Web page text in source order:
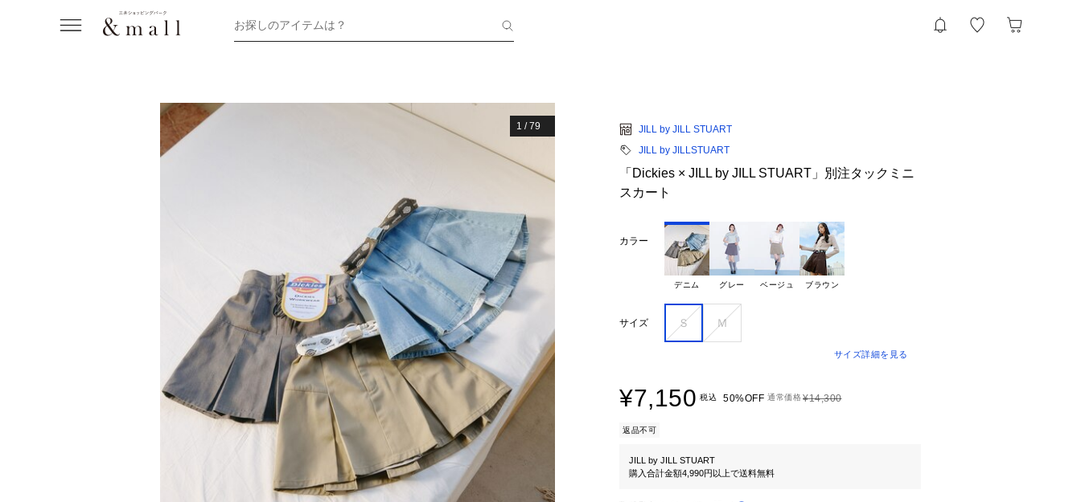
お探しのアイテムは？
1 /79
JILL by JILL STUART
JILL by JILLSTUART
「Dickies × JILL by JILL STUART」別注タックミニ
スカート
カラー
デニム グレー ベージュ ブラウン
サイズ Ｓ Ｍ
サイズ詳細を見る
¥7,150 税込 50%OFF 通常価格¥14,300
返品不可
JILL by JILL STUART
購入合計金額4,990円以上で送料無料